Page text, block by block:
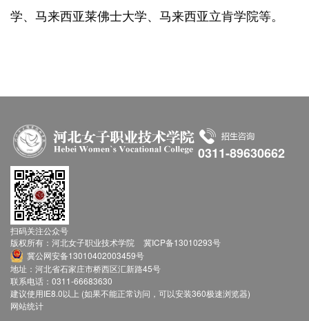
学、马来西亚莱佛士大学、马来西亚立肯学院等。
0311-89630662
扫码关注公众号
版权所有：河北女子职业技术学院
冀ICP备13010293号
冀公网安备13010402003459号
地址：河北省石家庄市桥西区汇新路45号
联系电话：0311-66683630
建议使用IE8.0以上 (如果不能正常访问，可以安装360极速浏览器)
网站统计